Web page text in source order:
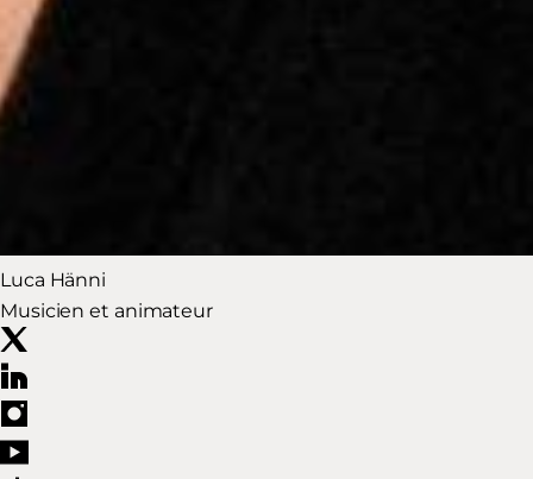
Luca Hänni
Musicien et animateur